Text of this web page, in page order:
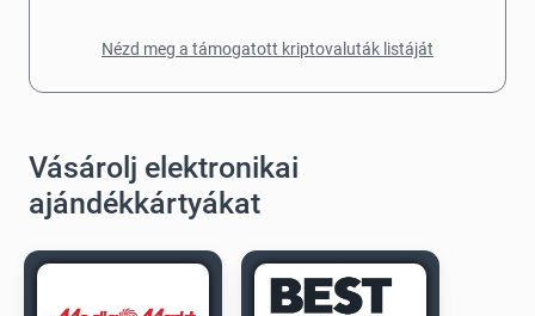
Nézd meg a támogatott kriptovaluták listáját
Vásárolj elektronikai
ajándékkártyákat